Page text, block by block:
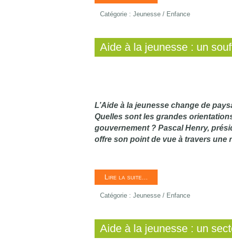
Catégorie : Jeunesse / Enfance
Aide à la jeunesse : un
L’Aide à la jeunesse change de
Quelles sont les grandes
gouvernement ? Pascal Henry,
offre son point de vue à travers une
Lire la suite...
Catégorie : Jeunesse / Enfance
Aide à la jeunesse : un